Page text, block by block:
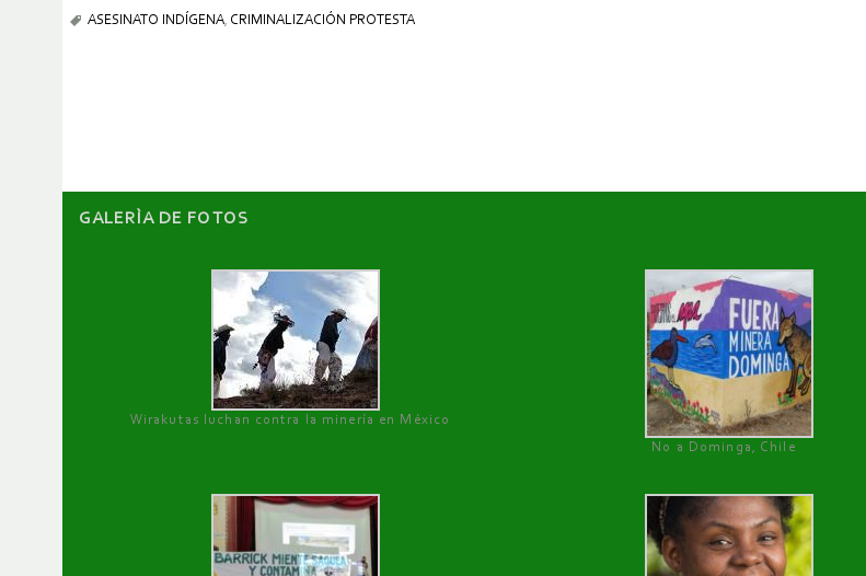
ASESINATO INDÍGENA, CRIMINALIZACIÓN PROTESTA
GALERÌA DE FOTOS
Wirakutas luchan contra la minería en México
No a Dominga, Chile